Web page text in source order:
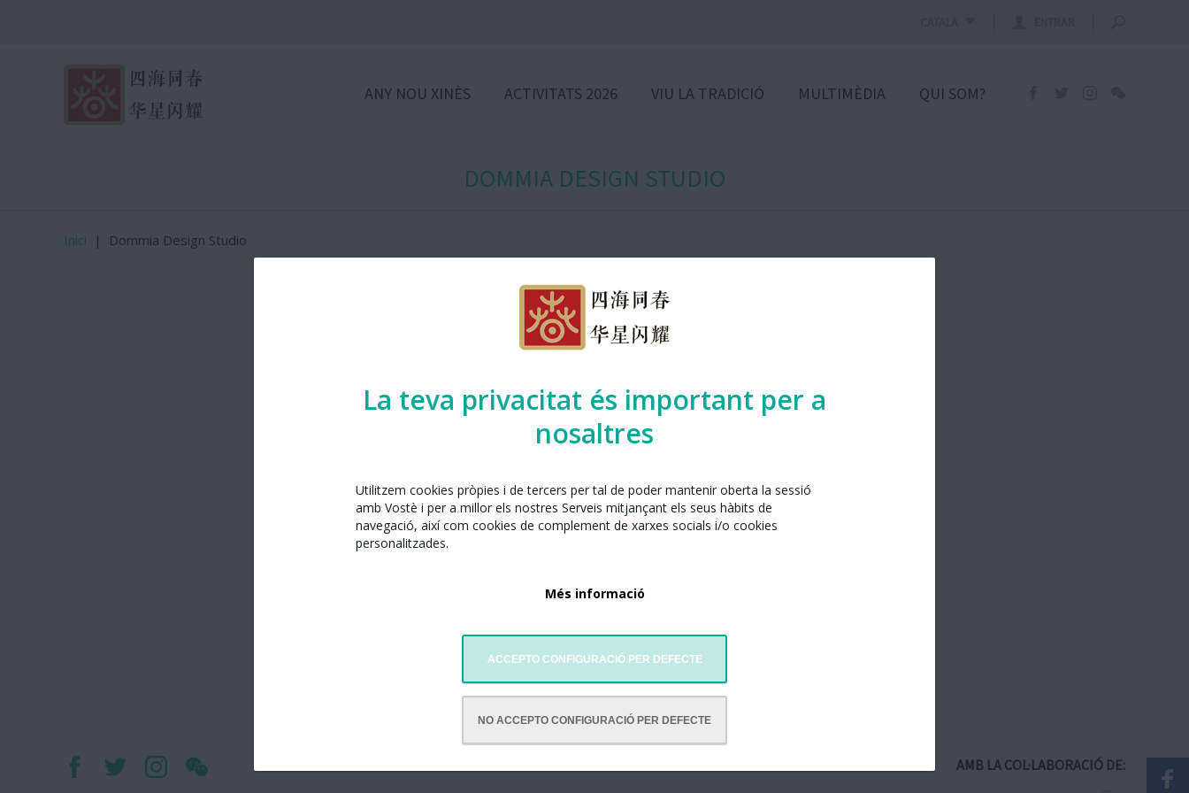
La teva privacitat és important per a
nosaltres
Utilitzem cookies pròpies i de tercers per tal de poder mantenir oberta la sessió
amb Vostè i per a millor els nostres Serveis mitjançant els seus hàbits de
navegació, així com cookies de complement de xarxes socials i/o cookies
personalitzades.
Més informació
ACCEPTO CONFIGURACIÓ PER DEFECTE
NO ACCEPTO CONFIGURACIÓ PER DEFECTE
ANY NOU XINÈS ACTIVITATS 2026 VIU LA TRADICIÓ MULTIMÈDIA QUI SOM?
DOMMIA DESIGN STUDIO
Inici | Dommia Design Studio
AMB LA COL·LABORACIÓ DE: